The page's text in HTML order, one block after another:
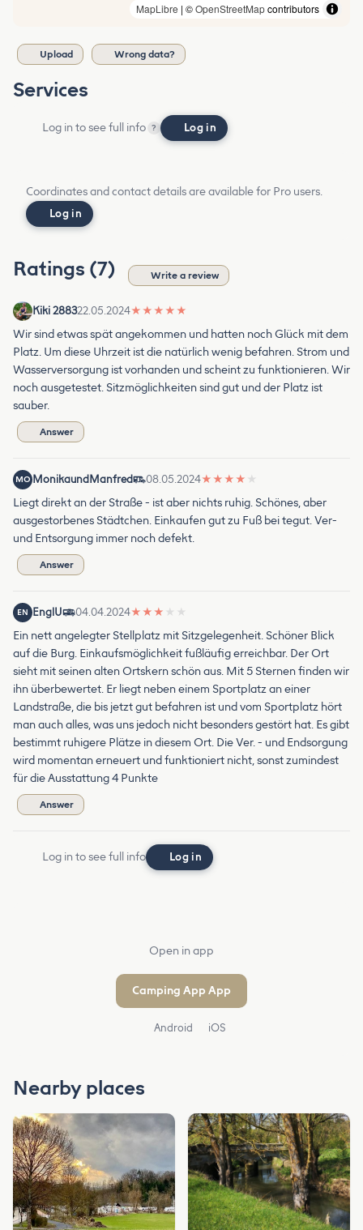
MapLibre | ©OpenStreetMapcontributors
Upload Wrong data?
Services
Log in to see full info ? Log in
Coordinates and contact details are available for Pro users.
Log in
Ratings (7) Write a review
Kiki 288322.05.2024★ ★ ★ ★ ★
Wir sind etwas spät angekommen und hatten noch Glück mit dem
Platz. Um diese Uhrzeit ist die natürlich wenig befahren. Strom und
Wasserversorgung ist vorhanden und scheint zu funktionieren. Wir
noch ausgetestet. Sitzmöglichkeiten sind gut und der Platz ist
sauber.
Answer
MO MonikaundManfred 08.05.2024★ ★ ★ ★ ★
Liegt direkt an der Straße - ist aber nichts ruhig. Schönes, aber
ausgestorbenes Städtchen. Einkaufen gut zu Fuß bei tegut. Ver-
und Entsorgung immer noch defekt.
Answer
EN EnglU 04.04.2024★ ★ ★ ★ ★
Ein nett angelegter Stellplatz mit Sitzgelegenheit. Schöner Blick
auf die Burg. Einkaufsmöglichkeit fußläufig erreichbar. Der Ort
sieht mit seinen alten Ortskern schön aus. Mit 5 Sternen finden wir
ihn überbewertet. Er liegt neben einem Sportplatz an einer
Landstraße, die bis jetzt gut befahren ist und vom Sportplatz hört
man auch alles, was uns jedoch nicht besonders gestört hat. Es gibt
bestimmt ruhigere Plätze in diesem Ort. Die Ver. - und Endsorgung
wird momentan erneuert und funktioniert nicht, sonst zumindest
für die Ausstattung 4 Punkte
Answer
Log in to see full info Log in
Open in app
Camping App App
Android iOS
Nearby places